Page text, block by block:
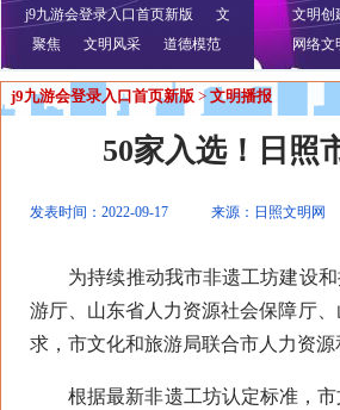
j9九游会登录入口首页新版
文
明播报
公益视频
聚焦 文明风采 道德模范
文明创
网络文
j9九游会登录入口首页新版 > 文明播报
50家入选！日照
发表时间：2022-09-17 来源：日照文明网
为持续推动我市非遗工坊建设和
游厅、山东省人力资源社会保障厅
求，市文化和旅游局联合市人力资
根据最新非遗工坊认定标准，市